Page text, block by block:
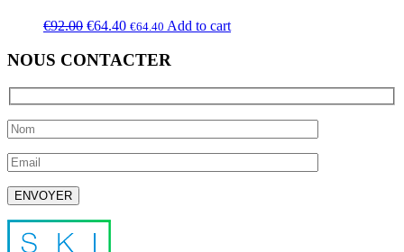
€92.00 €64.40 €64.40 Add to cart
NOUS CONTACTER
Laissez ce champ vide.